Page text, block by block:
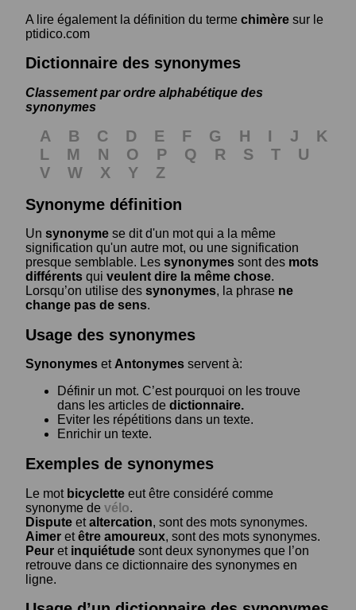
A lire également la définition du terme chimère sur le
ptidico.com
Dictionnaire des synonymes
Classement par ordre alphabétique des
synonymes
A B C D E F G H I J
K
L
M N O P Q R S T
U
V
W X Y
Z
Synonyme définition
Un synonyme se dit d'un mot qui a la même
signification qu'un autre mot, ou une signification
presque semblable. Les synonymes sont des mots
différents qui veulent dire la même chose.
Lorsqu’on utilise des synonymes, la phrase ne
change pas de sens.
Usage des synonymes
Synonymes etAntonymes servent à:
Définir un mot. C’est pourquoi on les trouve
dans les articles de dictionnaire.
Eviter les répétitions dans un texte.
Enrichir un texte.
Exemples de synonymes
Le mot bicyclette eut être considéré comme
synonyme de vélo.
Dispute etaltercation, sont des mots synonymes.
Aimer etêtre amoureux, sont des mots synonymes.
Peur et inquiétude sont deux synonymes que l’on
retrouve dans ce dictionnaire des synonymes en
ligne.